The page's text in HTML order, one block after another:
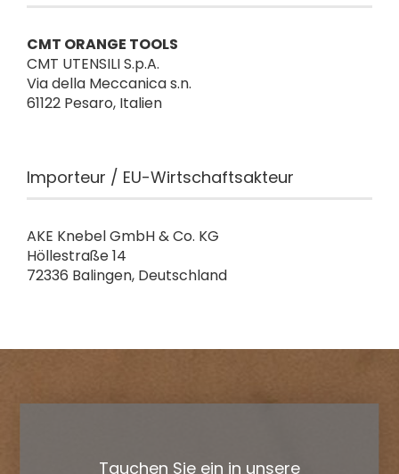
CMT ORANGE TOOLS
CMT UTENSILI S.p.A.
Via della Meccanica s.n.
61122 Pesaro, Italien
Importeur / EU-Wirtschaftsakteur
AKE Knebel GmbH & Co. KG
Höllestraße 14
72336 Balingen, Deutschland
Tauchen Sie ein in unsere